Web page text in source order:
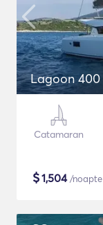
Lagoon 400
Catamaran
$1,504/noapte